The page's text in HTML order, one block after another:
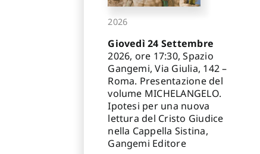
2026
Giovedì 24 Settembre
2026, ore 17:30, Spazio
Gangemi, Via Giulia, 142 –
Roma. Presentazione del
volume MICHELANGELO.
Ipotesi per una nuova
lettura del Cristo Giudice
nella Cappella Sistina,
Gangemi Editore